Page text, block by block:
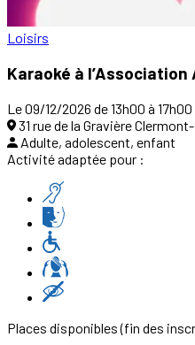
Loisirs
Karaoké à l’Association
Le 09/12/2026 de 13h00 à 17h00
31 rue de la Gravière
Adulte, adolescent, enfant
Activité adaptée pour :
Places disponibles(fin des